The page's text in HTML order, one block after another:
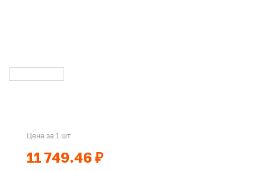
Цена за 1 шт
11 749.46 ₽